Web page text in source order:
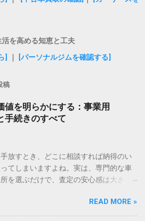
活を高める知恵と工夫
]
[パーソナルジムを確認する]
稿
値を明らかにする：事業用
手続きのすべて
手放すとき、どこに相談すれば納得のい
てしまいますよね。実は、専門的な車
を選ぶだけで、査定の安心感は大きく
に相談してみるのが近道ですよ。」 ✅
ロに相談してみる 「事業で使っている
READ MORE »